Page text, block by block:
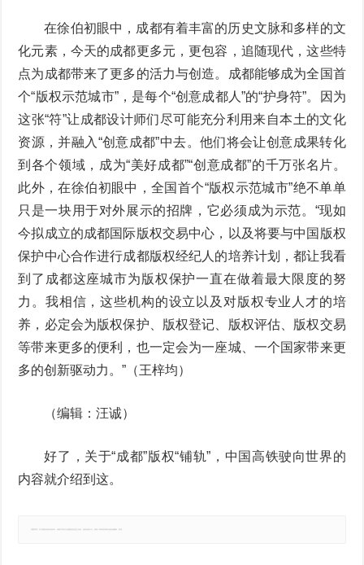
在徐伯初眼中，成都有着丰富的历史文脉和多样的文
化元素，今天的成都更多元，更包容，追随现代，这些特
点为成都带来了更多的活力与创造。成都能够成为全国首
个“版权示范城市”，是每个“创意成都人”的“护身符”。因为
这张“符”让成都设计师们尽可能充分利用来自本土的文化
资源，并融入“创意成都”中去。他们将会让创意成果转化
到各个领域，成为“美好成都”“创意成都”的千万张名片。
此外，在徐伯初眼中，全国首个“版权示范城市”绝不单单
只是一块用于对外展示的招牌，它必须成为示范。“现如
今拟成立的成都国际版权交易中心，以及将要与中国版权
保护中心合作进行成都版权经纪人的培养计划，都让我看
到了成都这座城市为版权保护一直在做着最大限度的努
力。我相信，这些机构的设立以及对版权专业人才的培
养，必定会为版权保护、版权登记、版权评估、版权交易
等带来更多的便利，也一定会为一座城、一个国家带来更
多的创新驱动力。”（王梓均）
（编辑：汪诚）
好了，关于“成都”版权“铺轨”，中国高铁驶向世界的
内容就介绍到这。